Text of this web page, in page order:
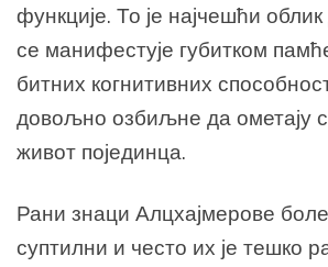
функције. То је најчешћи облик
се манифестује губитком
битних когнитивних
довољно озбиљне да ометају
живот појединца.
Рани знаци Алцхајмерове
суптилни и често их је тешко